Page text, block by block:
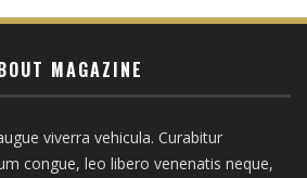
MAGAZINE
viverra vehicula. Curabitur
congue, leo libero venenatis neque,